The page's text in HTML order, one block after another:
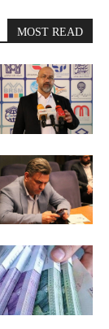
MOST READ